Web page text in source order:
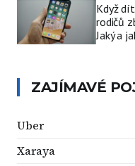
Když
rodičů
Jaký a
ZAJÍMAVÉ
Uber
Xaraya